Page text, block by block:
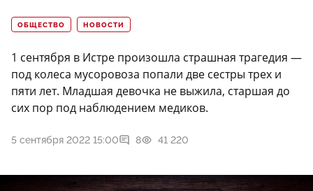
ОБЩЕСТВО НОВОСТИ
1 сентября в Истре произошла страшная трагедия —
под колеса мусоровоза попали две сестры трех и
пяти лет. Младшая девочка не выжила, старшая до
сих пор под наблюдением медиков.
5 сентября 2022 15:00 8 41 220